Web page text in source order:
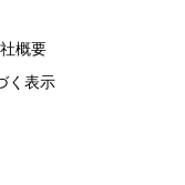
概要
く表示